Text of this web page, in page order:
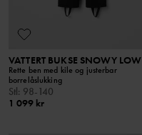
VATTERT BUKSE SNOWY LOW
Rette ben med kile og justerbar
borrelåslukking
Stl: 98-140
1 099 kr